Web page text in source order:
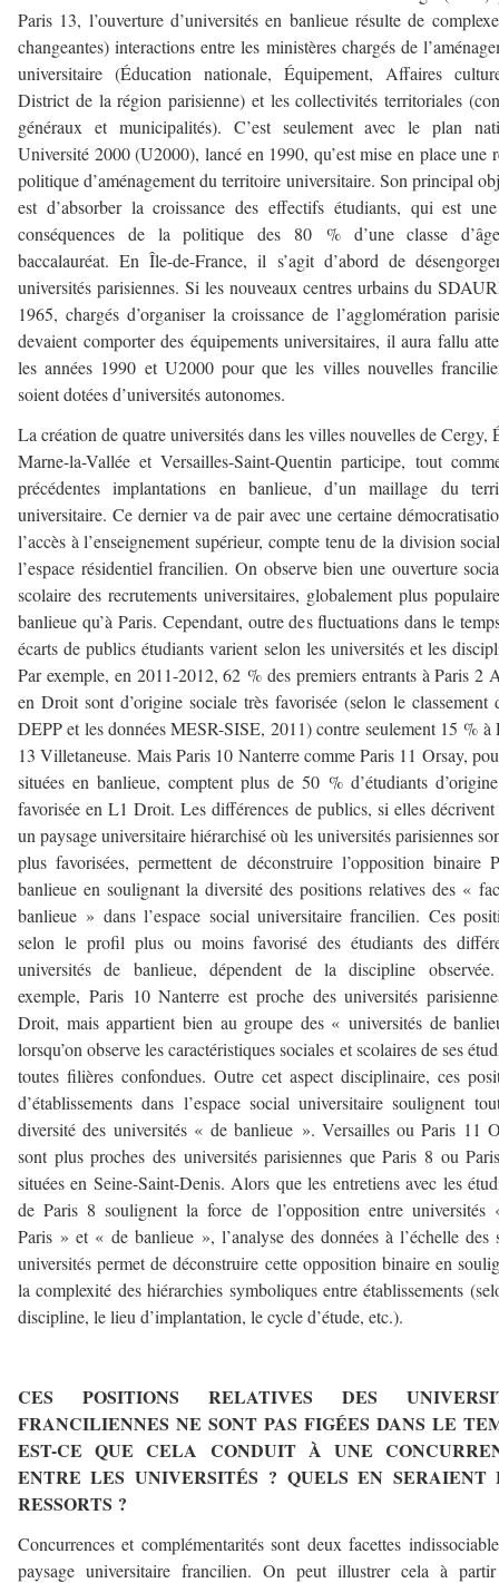
Paris 13, l’ouverture d’universités en banlieue résulte de
changeantes) interactions entre les ministères chargés de
universitaire (Éducation nationale, Équipement, Affaires
District de la région parisienne) et les collectivités territoriales
généraux et municipalités). C’est seulement avec le plan
Université 2000 (U2000), lancé en 1990, qu’est mise en place une
politique d’aménagement du territoire universitaire. Son principal
est d’absorber la croissance des effectifs étudiants, qui est
conséquences de la politique des 80 % d’une classe
baccalauréat. En Île-de-France, il s’agit d’abord de
universités parisiennes. Si les nouveaux centres urbains du
1965, chargés d’organiser la croissance de l’agglomération
devaient comporter des équipements universitaires, il aura fallu
les années 1990 et U2000 pour que les villes nouvelles
soient dotées d’universités autonomes.
La création de quatre universités dans les villes nouvelles de Cergy,
Marne-la-Vallée et Versailles-Saint-Quentin participe, tout
précédentes implantations en banlieue, d’un maillage du
universitaire. Ce dernier va de pair avec une certaine
l’accès à l’enseignement supérieur, compte tenu de la division
l’espace résidentiel francilien. On observe bien une ouverture
scolaire des recrutements universitaires, globalement plus
banlieue qu’à Paris. Cependant, outre des fluctuations dans le
écarts de publics étudiants varient selon les universités et les
Par exemple, en 2011-2012, 62 % des premiers entrants à Paris 2
en Droit sont d’origine sociale très favorisée (selon le classement
DEPP et les données MESR-SISE, 2011) contre seulement 15 % à
13 Villetaneuse. Mais Paris 10 Nanterre comme Paris 11 Orsay,
situées en banlieue, comptent plus de 50 % d’étudiants
favorisée en L1 Droit. Les différences de publics, si elles
un paysage universitaire hiérarchisé où les universités parisiennes
plus favorisées, permettent de déconstruire l’opposition binaire
banlieue en soulignant la diversité des positions relatives des «
banlieue » dans l’espace social universitaire francilien. Ces
selon le profil plus ou moins favorisé des étudiants des
universités de banlieue, dépendent de la discipline
exemple, Paris 10 Nanterre est proche des universités
Droit, mais appartient bien au groupe des « universités de
lorsqu’on observe les caractéristiques sociales et scolaires de ses
toutes filières confondues. Outre cet aspect disciplinaire, ces
d’établissements dans l’espace social universitaire soulignent
diversité des universités « de banlieue ». Versailles ou Paris 11
sont plus proches des universités parisiennes que Paris 8 ou
situées en Seine-Saint-Denis. Alors que les entretiens avec les
de Paris 8 soulignent la force de l’opposition entre universités
Paris » et « de banlieue », l’analyse des données à l’échelle des
universités permet de déconstruire cette opposition binaire en
la complexité des hiérarchies symboliques entre établissements
discipline, le lieu d’implantation, le cycle d’étude, etc.).
CES POSITIONS RELATIVES DES
FRANCILIENNES NE SONT PAS FIGÉES DANS LE
EST-CE QUE CELA CONDUIT À UNE
ENTRE LES UNIVERSITÉS ? QUELS EN SERAIENT
RESSORTS ?
Concurrences et complémentarités sont deux facettes
paysage universitaire francilien. On peut illustrer cela à